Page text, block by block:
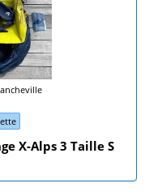
X-Alps 3 Taille S